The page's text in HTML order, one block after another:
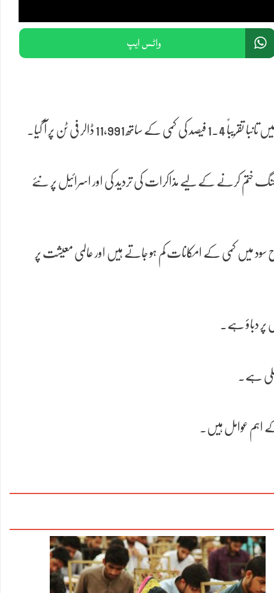
واٹس ایپ
فی ٹن پر آ گیا۔
ختم کرنے کے لیے مذاکرات کی تردید کی اور اسرائیل پر نئے
میں کمی کے امکانات کم ہو جاتے ہیں اور عالمی معیشت پر
ہے۔
کے اہم عوامل ہیں۔